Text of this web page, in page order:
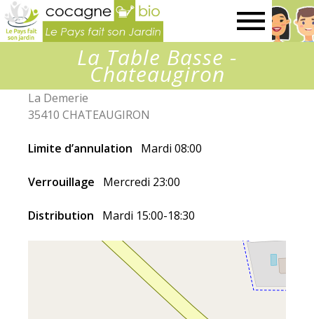
Pays
son
jardin
La Table Basse -
Chateaugiron
La Demerie
35410 CHATEAUGIRON
Limite d’annulation Mardi 08:00
Verrouillage Mercredi 23:00
Distribution Mardi 15:00-18:30